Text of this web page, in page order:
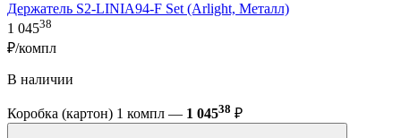
Держатель S2-LINIA94-F Set (Arlight, Металл)
1 04538
₽/компл
В наличии
Коробка (картон) 1 компл — 1 04538 ₽